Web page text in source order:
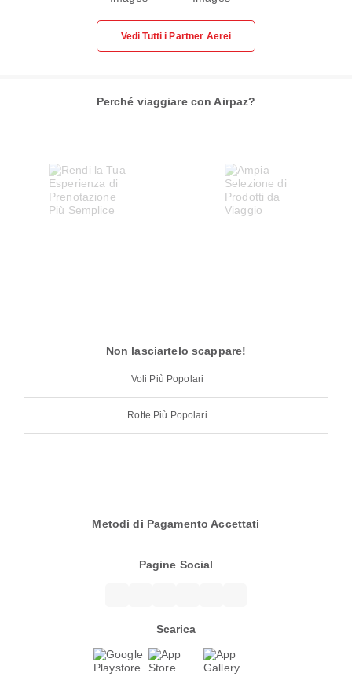
Vedi Tutti i Partner Aerei
Perché viaggiare con Airpaz?
Non lasciartelo scappare!
Voli Più Popolari
Rotte Più Popolari
Metodi di Pagamento Accettati
Pagine Social
Scarica